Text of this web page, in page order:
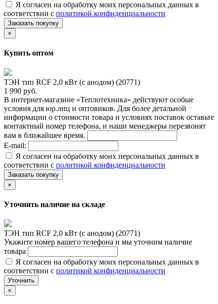
Я согласен на обработку моих персональных данных в
соответствии с политикой конфиденциальности
Заказать покупку
×
Купить оптом
ТЭН тип RCF 2,0 кВт (с анодом) (20771)
1 990 руб.
В интернет-магазине «Теплотехника» действуют особые
условия для юр.лиц и оптовиков. Для более детальной
информации о стоимости товара и условиях поставок оставьте
контактный номер телефона, и наши менеджеры перезвонят
вам в ближайшее время.
E-mail:
Я согласен на обработку моих персональных данных в
соответствии с политикой конфиденциальности
Заказать покупку
×
Уточнить наличие на складе
ТЭН тип RCF 2,0 кВт (с анодом) (20771)
Укажите номер вашего телефона и мы уточним наличие
товара
Я согласен на обработку моих персональных данных в
соответствии с политикой конфиденциальности
Уточнить
×